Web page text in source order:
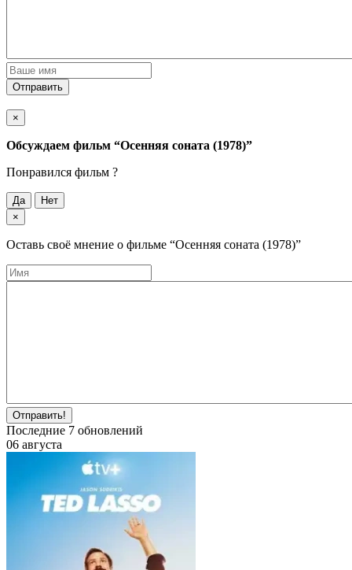
Отправить
×
Обсуждаем фильм “Осенняя соната (1978)”
Понравился фильм ?
Да
Нет
×
Оставь своё мнение о фильме “Осенняя соната (1978)”
Отправить!
Последние 7 обновлений
06 августа